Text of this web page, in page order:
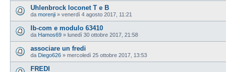
Uhlenbrock loconet T e B
da morenji » venerdì 4 agosto 2017, 11:21
Ib-com e modulo 63410
da Hamos69 » lunedì 30 ottobre 2017, 21:58
associare un fredi
da Diego626 » mercoledì 25 ottobre 2017, 13:53
FREDI